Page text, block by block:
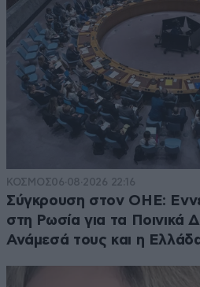
ΚΟΣΜΟΣ06·08·2026 22:16
Σύγκρουση στον ΟΗΕ:
στη Ρωσία για τα Ποινικά
Ανάμεσά τους και η